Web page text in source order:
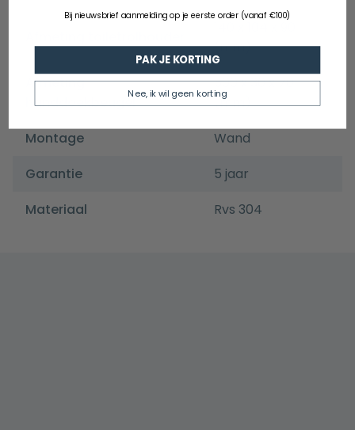
(mm)
Afmeting
handdoekbeugel
500 x 30 x 70
(mm)
Montage
Wand
Garantie
5 jaar
Materiaal
Rvs 304
Bij nieuwsbrief aanmelding op je eerste order (vanaf €100)
PAK JE KORTING
Nee, ik wil geen korting